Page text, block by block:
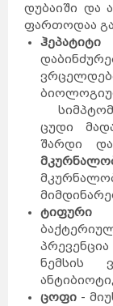
დუბაიში და
ფართოდაა
ჰეპატიტი
ცუდი
შარდი
ტიფური
ნემსის
ცოფი -